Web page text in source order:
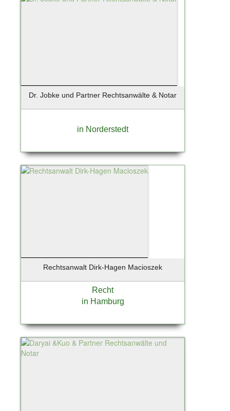
Dr. Jobke und Partner Rechtsanwälte & Notar
in Norderstedt
Rechtsanwalt Dirk-Hagen Macioszek
Recht
in Hamburg